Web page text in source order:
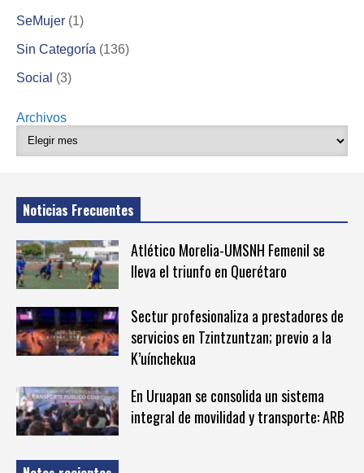
SeMujer (1)
Sin Categoría (136)
Social (3)
Archivos
Noticias Frecuentes
Atlético Morelia-UMSNH Femenil se
lleva el triunfo en Querétaro
Sectur profesionaliza a prestadores de
servicios en Tzintzuntzan; previo a la
K’uínchekua
En Uruapan se consolida un sistema
integral de movilidad y transporte: ARB